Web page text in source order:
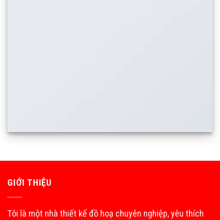
GIỚI THIỆU
Tôi là một nhà thiết kế đồ hoạ chuyên nghiệp, yêu thích